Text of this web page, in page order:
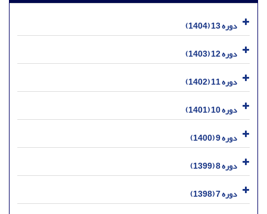
دوره 13 (1404)
دوره 12 (1403)
دوره 11 (1402)
دوره 10 (1401)
دوره 9 (1400)
دوره 8 (1399)
دوره 7 (1398)